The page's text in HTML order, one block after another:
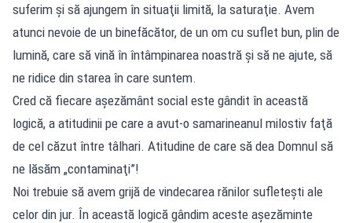
suferim şi să ajungem în situaţii limită, la saturaţie. Avem
atunci nevoie de un binefăcător, de un om cu suflet bun, plin de
lumină, care să vină în întâmpinarea noastră şi să ne ajute, să
ne ridice din starea în care suntem.
Cred că fiecare aşezământ social este gândit în această
logică, a atitudinii pe care a avut-o samarineanul milostiv faţă
de cel căzut între tâlhari. Atitudine de care să dea Domnul să
ne lăsăm „contaminaţi”!
Noi trebuie să avem grijă de vindecarea rănilor sufleteşti ale
celor din jur. În această logică gândim aceste aşezăminte